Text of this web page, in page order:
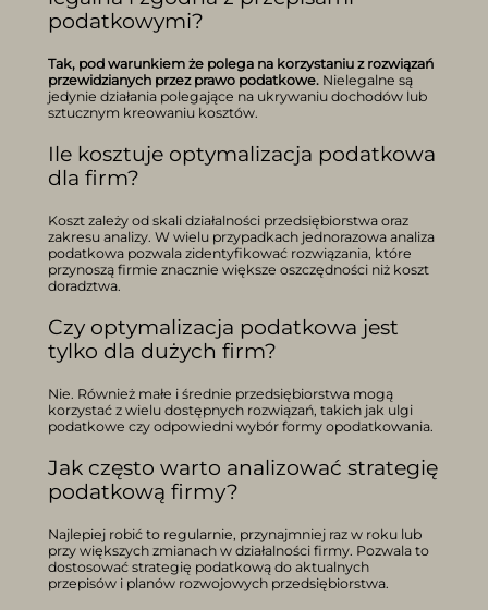
podatkowymi?
Tak, pod warunkiem że polega na korzystaniu z rozwiązań
przewidzianych przez prawo podatkowe. Nielegalne są
jedynie działania polegające na ukrywaniu dochodów lub
sztucznym kreowaniu kosztów.
Ile kosztuje optymalizacja podatkowa
dla firm?
Koszt zależy od skali działalności przedsiębiorstwa oraz
zakresu analizy. W wielu przypadkach jednorazowa analiza
podatkowa pozwala zidentyfikować rozwiązania, które
przynoszą firmie znacznie większe oszczędności niż koszt
doradztwa.
Czy optymalizacja podatkowa jest
tylko dla dużych firm?
Nie. Również małe i średnie przedsiębiorstwa mogą
korzystać z wielu dostępnych rozwiązań, takich jak ulgi
podatkowe czy odpowiedni wybór formy opodatkowania.
Jak często warto analizować strategię
podatkową firmy?
Najlepiej robić to regularnie, przynajmniej raz w roku lub
przy większych zmianach w działalności firmy. Pozwala to
dostosować strategię podatkową do aktualnych
przepisów i planów rozwojowych przedsiębiorstwa.